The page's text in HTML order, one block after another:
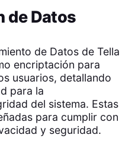
de Datos
de Datos de Tella
encriptación para
usuarios, detallando
para la
del sistema. Estas
para cumplir con
y seguridad.